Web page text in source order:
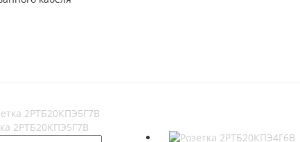
2РТБ20КПЭ5Г7В